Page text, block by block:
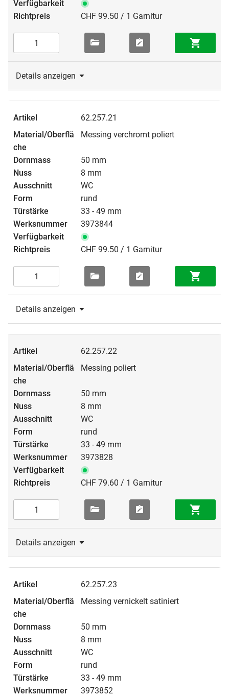
CHF 99.50 / 1 Garnitur
Details anzeigen
62.257.21
Messing verchromt poliert
50 mm
8 mm
WC
rund
33 - 49 mm
3973844
CHF 99.50 / 1 Garnitur
Details anzeigen
62.257.22
Messing poliert
50 mm
8 mm
WC
rund
33 - 49 mm
3973828
CHF 79.60 / 1 Garnitur
Details anzeigen
62.257.23
Messing vernickelt satiniert
50 mm
8 mm
WC
rund
33 - 49 mm
3973852